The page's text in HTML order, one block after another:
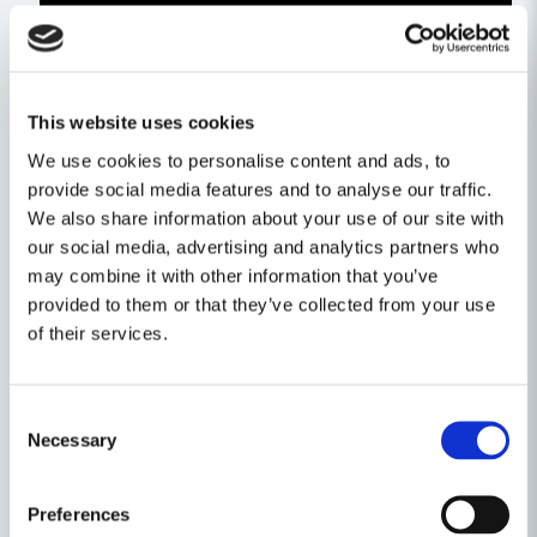
This website uses cookies
We use cookies to personalise content and ads, to
provide social media features and to analyse our traffic.
We also share information about your use of our site with
our social media, advertising and analytics partners who
may combine it with other information that you’ve
provided to them or that they’ve collected from your use
of their services.
Selection
Necessary
Preferences
Egenskaper
Varumärke
Spänning
Ställ en produktfråga
Namn
Batteridrivet
Maskin, Laser & Handverktyg